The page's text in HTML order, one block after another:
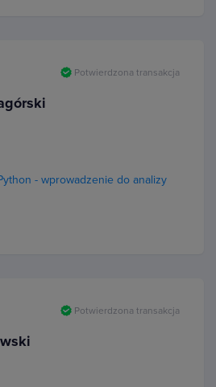
Potwierdzona transakcja
- wprowadzenie do analizy
Potwierdzona transakcja